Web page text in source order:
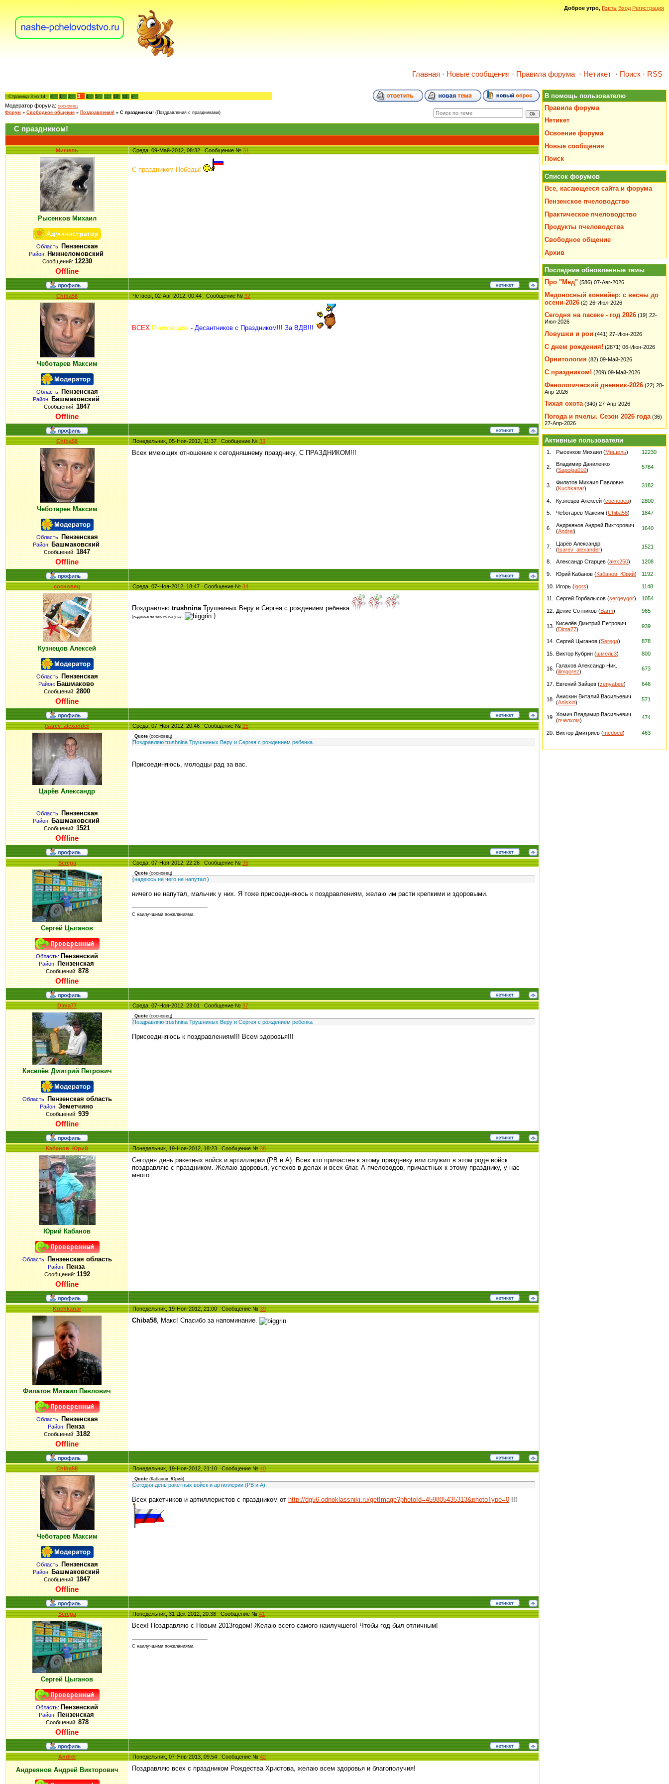
Доброе утро, Гость Вход Регистрация
Главная · Новые сообщения · Правила форума · Нетикет · Поиск · RSS
Страница3из14 « 1 2 3 4 5 13 14 »
Модератор форума: сосновец
Форум » Свободное общение » Поздравления! » С праздником! (Поздравления с праздниками)
С праздником!
Мишель Среда, 09-Май-2012, 08:32 Сообщение № 31
Рысенков Михаил
Область:Пензенская
Район: Нижнеломовский
Сообщений:12230
Offline
С праздником Победы!
Chiba58 Четверг, 02-Авг-2012, 00:44 Сообщение № 32
Чеботарев Максим
Область:Пензенская
Район: Башмаковский
Сообщений:1847
Offline
ВСЕХ Пчеловодов - Десантников с Праздником!!! За ВДВ!!!
Chiba58 Понедельник, 05-Ноя-2012, 11:37 Сообщение №33
Чеботарев Максим
Область:Пензенская
Район: Башмаковский
Сообщений:1847
Offline
Всех имеющих отношение к сегодняшнему празднику, С ПРАЗДНИКОМ!!!
сосновец Среда, 07-Ноя-2012, 18:47 Сообщение №34
Кузнецов Алексей
Область:Пензенская
Район: Башмаково
Сообщений:2800
Offline
Поздравляю trushninaТрушниных Веру и Сергея с рождением ребенка.
(надеюсь не чего не напутал )
tsarev_alexander Среда, 07-Ноя-2012, 20:46 Сообщение №35
Царёв Александр
Область:Пензенская
Район: Башмаковский
Сообщений:1521
Offline
Quote (сосновец)
Поздравляю trushnina Трушниных Веру и Сергея с рождением ребенка.
Присоединяюсь, молодцы рад за вас.
Serega Среда, 07-Ноя-2012, 22:26 Сообщение №36
Сергей Цыганов
Область:Пензенский
Район: Пензенская
Сообщений:878
Offline
Quote (сосновец)
(надеюсь не чего не напутал )
ничего не напутал, мальчик у них. Я тоже присоединяюсь к поздравлениям, желаю им расти крепкими и здоровыми.
С наилучшими пожеланиями.
Dima77 Среда, 07-Ноя-2012, 23:01 Сообщение №37
Киселёв Дмитрий Петрович
Область:Пензенская область
Район: Земетчино
Сообщений:939
Offline
Quote (сосновец)
Поздравляю trushnina Трушниных Веру и Сергея с рождением ребенка
Присоединяюсь к поздравлениям!!! Всем здоровья!!!
Кабанов_Юрий Понедельник, 19-Ноя-2012, 18:23 Сообщение №38
Юрий Кабанов
Область:Пензенская область
Район: Пенза
Сообщений:1192
Offline
Сегодня день ракетных войск и артиллерии (РВ и А). Всех кто причастен к этому празднику или служил в этом роде войск
поздравляю с праздником. Желаю здоровья, успехов в делах и всех благ. А пчеловодов, причастных к этому празднику, у нас
много.
Kuchkanar Понедельник, 19-Ноя-2012, 21:00 Сообщение №39
Филатов Михаил Павлович
Область:Пензенская
Район: Пенза
Сообщений:3182
Offline
Chiba58, Макс! Спасибо за напоминание.
Chiba58 Понедельник, 19-Ноя-2012, 21:10 Сообщение №40
Чеботарев Максим
Область:Пензенская
Район: Башмаковский
Сообщений:1847
Offline
Quote (Кабанов_Юрий)
Сегодня день ракетных войск и артиллерии (РВ и А).
Всех ракетчиков и артиллеристов с праздником от http://dg56.odnoklassniki.ru/getImage?photoId=459805435313&photoType=0 !!!
Serega Понедельник, 31-Дек-2012, 20:38 Сообщение №41
Сергей Цыганов
Область:Пензенский
Район: Пензенская
Сообщений:878
Offline
Всех! Поздравляю с Новым 2013годом! Желаю всего самого наилучшего! Чтобы год был отличным!
С наилучшими пожеланиями.
Andrei Понедельник, 07-Янв-2013, 09:54 Сообщение №42
Андреянов Андрей Викторович Поздравляю всех с праздником Рождества Христова, желаю всем здоровья и благополучия!
В помощь пользователю
Правила форума
Нетикет
Освоение форума
Новые сообщения
Поиск
Список форумов
Все, касающееся сайта и форума
Пензенское пчеловодство
Практическое пчеловодство
Продукты пчеловодства
Свободное общение
Архив
Последние обновленные темы
Про "Мед" (586) 07-Авг-2026
Медоносный конвейер: с весны до
осени-2026 (2) 26-Июл-2026
Сегодня на пасеке - год 2026 (19) 22-
Июл-2026
Ловушки и рои (441) 27-Июн-2026
С днем рождения! (2871) 06-Июн-2026
Орнитология (82) 09-Май-2026
С праздником! (209) 09-Май-2026
Фенологический дневник-2026 (22) 28-
Апр-2026
Тихая охота (340) 27-Апр-2026
Погода и пчелы. Сезон 2026 года (36)
27-Апр-2026
Активные пользователи
1. Рысенков Михаил (Мишель) 12230
2.
Владимир Даниленко
(Sapolga010) 5784
3.
Филатов Михаил Павлович
(Kuchkanar) 3182
4. Кузнецов Алексей (сосновец) 2800
5. Чеботарев Максим (Chiba58) 1847
6.
Андреянов Андрей Викторович
(Andrei) 1640
7.
Царёв Александр
(tsarev_alexander) 1521
8. Александр Старцев (alex250) 1208
9. Юрий Кабанов (Кабанов_Юрий) 1192
10. Игорь (igors) 1148
11. Сергей Горбалысов (sergeygor) 1054
12. Денис Сотников (Barm) 965
13. Киселёв Дмитрий Петрович
(Dima77) 939
14. Сергей Цыганов (Serega) 878
15. Виктор Кубрин (шмель3) 800
16. Галахов Александр Ник.
(ilimgorez) 673
17. Евгений Зайцев (zenyabee) 646
18. Анискин Виталий Васильевич
(Aniskin) 571
19. Хомич Владимир Васильевич
(пчелхом) 474
20. Виктор Дмитриев (medoed) 463